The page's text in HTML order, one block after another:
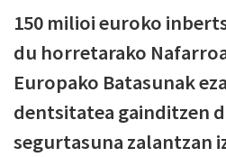
150 milioi euroko
du horretarako
Europako Batasunak
dentsitatea gainditzen
segurtasuna zalantzan